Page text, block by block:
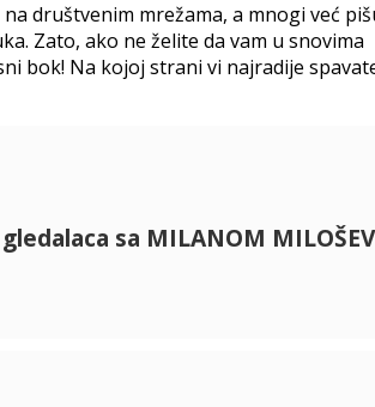
društvenim mrežama, a mnogi već
Zato, ako ne želite da vam u snovima
bok! Na kojoj strani vi najradije
sa MILANOM